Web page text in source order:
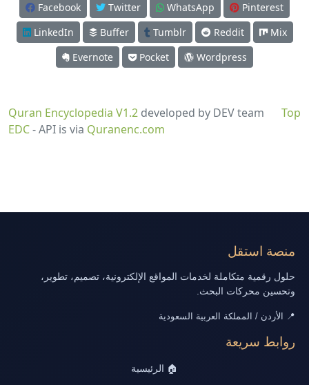
Facebook Twitter WhatsApp
Pinterest
LinkedIn
Buffer Tumblr Reddit
Mix
Evernote
Pocket Wordpress
Top
Quran Encyclopedia V1.2 developed by DEV team
EDC- API is via Quranenc.com
منصة استقل
حلول رقمية متكاملة لخدمات المواقع الإلكترونية، تصميم، تطوير،
وتحسين محركات البحث.
📍 الأردن / المملكة العربية السعودية
روابط سريعة
🏠 الرئيسية